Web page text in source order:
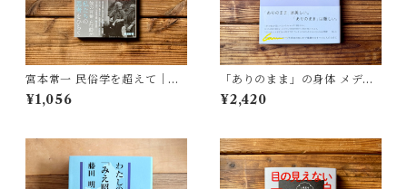
宮本常一 民俗学を超えて｜木
村 哲也
¥1,056
「ありのまま」の身体 メディ
アが描く私の見た目 | 藤嶋 陽
子(著)
¥2,420